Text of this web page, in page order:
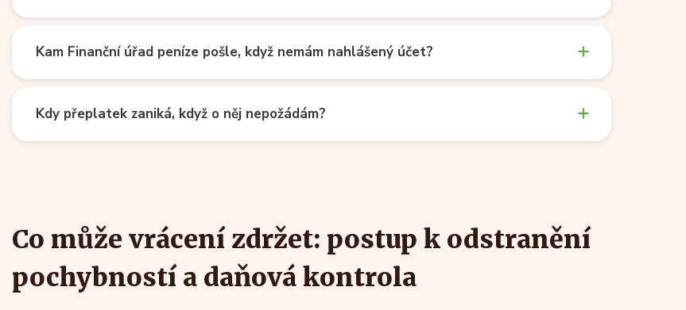
Kam Finanční úřad peníze pošle, když nemám nahlášený účet?
Kdy přeplatek zaniká, když o něj nepožádám?
Co může vrácení zdržet: postup k odstranění
pochybností a daňová kontrola